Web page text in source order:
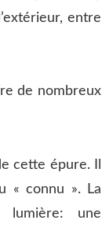
entre
de nombreux
cette épure. Il
« connu ». La
une